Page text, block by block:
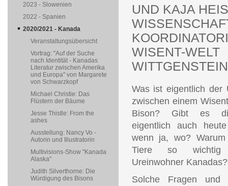
UND KAJA
WISENT-WELT
WITTGENSTEIN
Was ist eigentlich der
zwischen einem
Bison? Gibt es
eigentlich auch
wenn ja, wo?
Tiere so
Ureinwohner Kanadas?
Solche Fragen und
2023 - Slowenien
2022 - Spanien
2020/2021 - Kanada
Veranstaltungsübersicht
Vortrag: "Auf der Suche
nach Identität - Kanadas
Literatur zwischen Amerika
und Europa" von Margarete
von Schwarzkopf
Michael Christie: Das
Flüstern der Bäume
Jesse Thistle: From the
ashes
Ausstellung: Nancy Vo -
Autorin und Illustratorin
Multivisions-Show "Kanada
Alaska"
Judith Silverthorne: Die
Würdigung des Bisons